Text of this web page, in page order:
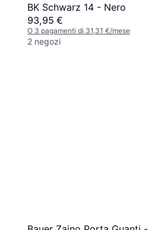
BK Schwarz 14 - Nero
93,95 €
O 3 pagamenti di 31,31 €/mese
2 negozi